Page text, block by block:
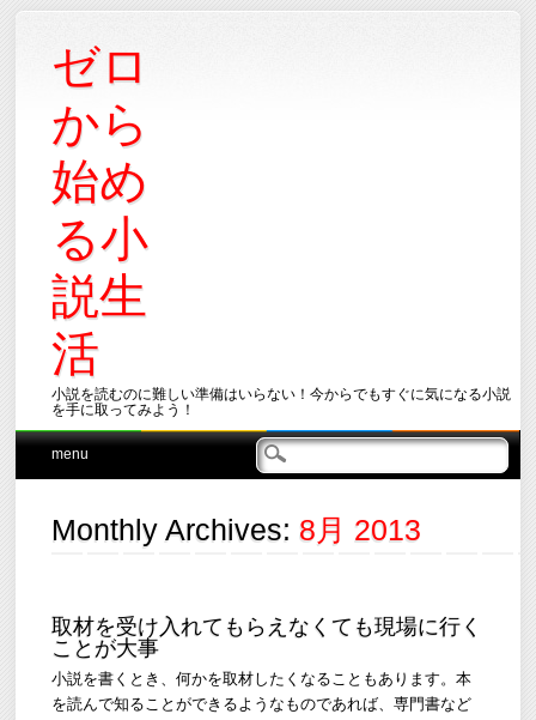
ゼロ
から
始め
る小
説生
活
小説を読むのに難しい準備はいらない！今からでもすぐに気になる小説
を手に取ってみよう！
Main menu
Skip
menu
Monthly Archives:8月 2013
取材を受け入れてもらえなくても現場に行く
ことが大事
小説を書くとき、何かを取材したくなることもあります。本
を読んで知ることができるようなものであれば、専門書など